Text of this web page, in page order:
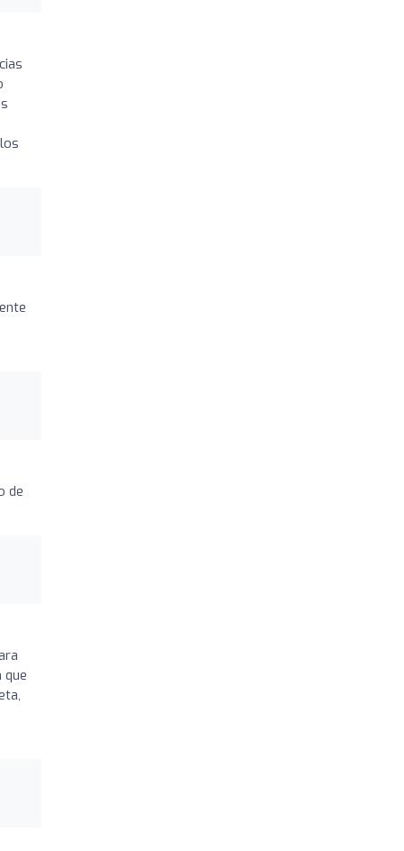
de
que